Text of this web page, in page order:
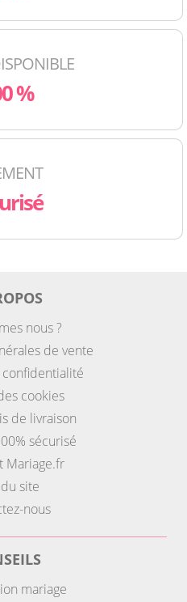
%
nous ?
de vente
cookies
de livraison
sécurisé
Mariage.fr
site
nous
mariage